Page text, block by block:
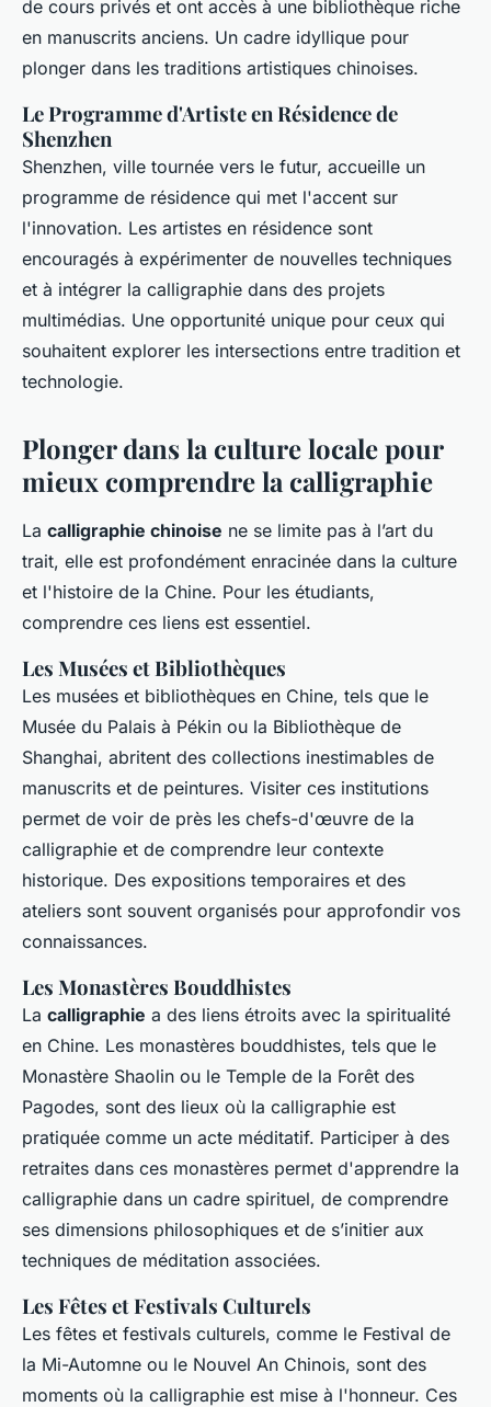
de cours privés et ont accès à une bibliothèque riche
en manuscrits anciens. Un cadre idyllique pour
plonger dans les traditions artistiques chinoises.
Le Programme d'Artiste en Résidence de
Shenzhen
Shenzhen, ville tournée vers le futur, accueille un
programme de résidence qui met l'accent sur
l'innovation. Les artistes en résidence sont
encouragés à expérimenter de nouvelles techniques
et à intégrer la calligraphie dans des projets
multimédias. Une opportunité unique pour ceux qui
souhaitent explorer les intersections entre tradition et
technologie.
Plonger dans la culture locale pour
mieux comprendre la calligraphie
La calligraphie chinoise ne se limite pas à l’art du
trait, elle est profondément enracinée dans la culture
et l'histoire de la Chine. Pour les étudiants,
comprendre ces liens est essentiel.
Les Musées et Bibliothèques
Les musées et bibliothèques en Chine, tels que le
Musée du Palais à Pékin ou la Bibliothèque de
Shanghai, abritent des collections inestimables de
manuscrits et de peintures. Visiter ces institutions
permet de voir de près les chefs-d'œuvre de la
calligraphie et de comprendre leur contexte
historique. Des expositions temporaires et des
ateliers sont souvent organisés pour approfondir vos
connaissances.
Les Monastères Bouddhistes
La calligraphie a des liens étroits avec la spiritualité
en Chine. Les monastères bouddhistes, tels que le
Monastère Shaolin ou le Temple de la Forêt des
Pagodes, sont des lieux où la calligraphie est
pratiquée comme un acte méditatif. Participer à des
retraites dans ces monastères permet d'apprendre la
calligraphie dans un cadre spirituel, de comprendre
ses dimensions philosophiques et de s’initier aux
techniques de méditation associées.
Les Fêtes et Festivals Culturels
Les fêtes et festivals culturels, comme le Festival de
la Mi-Automne ou le Nouvel An Chinois, sont des
moments où la calligraphie est mise à l'honneur. Ces